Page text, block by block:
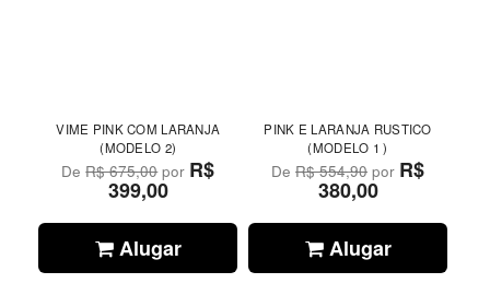
VIME PINK COM LARANJA
(MODELO 2)
DeR$ 675,00por R$
399,00
Alugar
PINK E LARANJA RUSTICO
(MODELO 1 )
DeR$ 554,90 por R$
380,00
Alugar